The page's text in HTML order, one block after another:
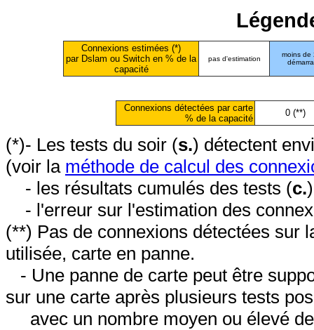
Connexions estimées (*)
par Dslam ou Switch en % de la
capacité
pas d'estimation
moins de
Connexions détectées par carte
% de la capacité
0 (**)
(*)- Les tests du soir (s.) détectent
(voir la méthode de calcul des
- les résultats cumulés des tests (c.
- l'erreur sur l'estimation des
(**) Pas de connexions détectées sur
utilisée, carte en panne.
- Une panne de carte peut être
sur une carte après plusieurs tests
avec un nombre moyen ou élevé